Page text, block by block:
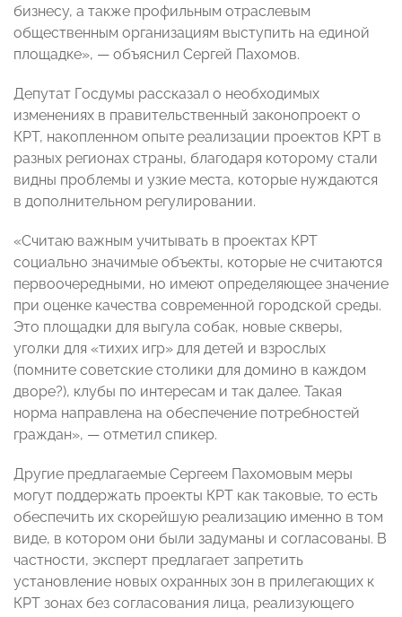
бизнесу, а также профильным отраслевым
общественным организациям выступить на единой
площадке», — объяснил Сергей Пахомов.
Депутат Госдумы рассказал о необходимых
изменениях в правительственный законопроект о
КРТ, накопленном опыте реализации проектов КРТ в
разных регионах страны, благодаря которому стали
видны проблемы и узкие места, которые нуждаются
в дополнительном регулировании.
«Считаю важным учитывать в проектах КРТ
социально значимые объекты, которые не считаются
первоочередными, но имеют определяющее значение
при оценке качества современной городской среды.
Это площадки для выгула собак, новые скверы,
уголки для «тихих игр» для детей и взрослых
(помните советские столики для домино в каждом
дворе?), клубы по интересам и так далее. Такая
норма направлена на обеспечение потребностей
граждан», — отметил спикер.
Другие предлагаемые Сергеем Пахомовым меры
могут поддержать проекты КРТ как таковые, то есть
обеспечить их скорейшую реализацию именно в том
виде, в котором они были задуманы и согласованы. В
частности, эксперт предлагает запретить
установление новых охранных зон в прилегающих к
КРТ зонах без согласования лица, реализующего